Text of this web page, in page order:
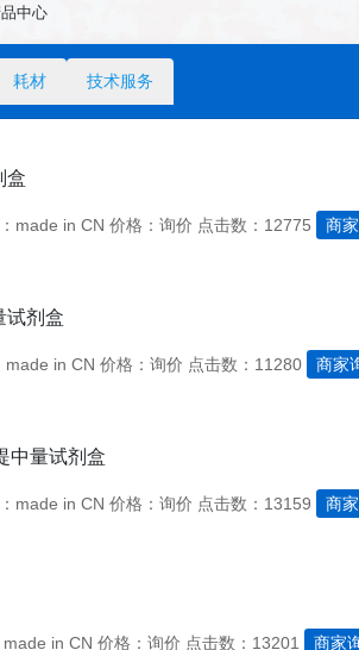
中心
耗材 技术服务
盒
made in CN 价格：询价 点击数：12775 商
试剂盒
made in CN 价格：询价 点击数：11280 商家
中量试剂盒
made in CN 价格：询价 点击数：13159 商
made in CN 价格：询价 点击数：13201 商家